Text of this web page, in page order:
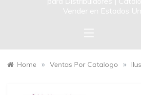
Vender en Estados
Home » Ventas Por Catalogo »